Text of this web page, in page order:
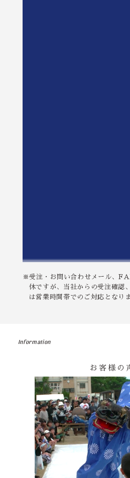
※受注・お問い合わせメール、
休ですが、当社からの受注確認
は営業時間帯でのご対応となり
Information
お客様の